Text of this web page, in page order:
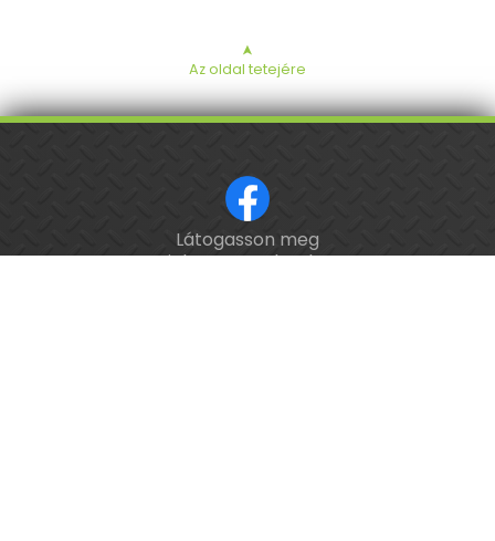
➤
Az oldal tetejére
Látogasson meg
minket a Facebookon!